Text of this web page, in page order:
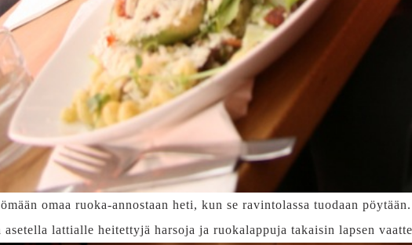
omaa ruoka-annostaan heti, kun se ravintolassa tuodaan
asetella lattialle heitettyjä harsoja ja ruokalappuja takaisin lapsen